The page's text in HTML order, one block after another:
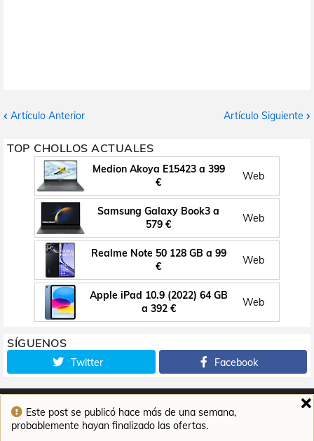
Este post se publicó hace más de una semana,
probablemente hayan finalizado las ofertas.
Artículo Anterior Artículo Siguiente
TOP CHOLLOS ACTUALES
Medion Akoya E15423 a 399
€
Web
Samsung Galaxy Book3 a
579 €
Web
Realme Note 50 128 GB a 99
€
Web
Apple iPad 10.9 (2022) 64 GB
a 392 €
Web
SÍGUENOS
Twitter Facebook
Inicio Contacto Aviso legal Política de cookies